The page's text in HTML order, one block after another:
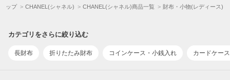
ップ CHANEL(シャネル) CHANEL(シャネル)商品一覧 財布・小物(レディース)
カテゴリをさらに絞り込む
長財布 折りたたみ財布 コインケース・小銭入れ カードケー